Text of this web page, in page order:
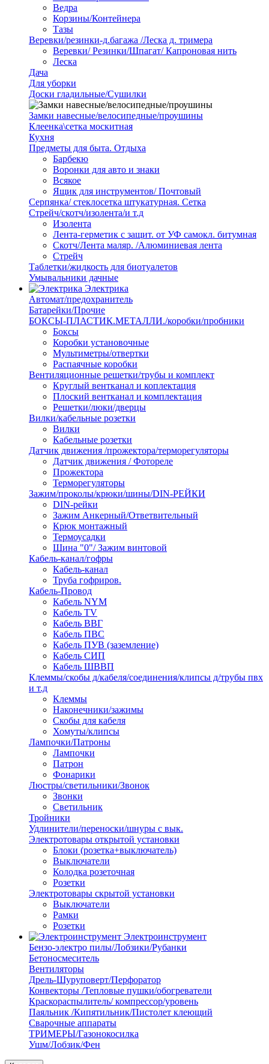
Ведра
Корзины/Контейнера
Тазы
Веревки/резинки-д.багажа /Леска д. тримера
Веревки/ Резинки/Шпагат/ Капроновая нить
Леска
Дача
Для уборки
Доски гладильные/Сушилки
Замки навесные/велосипедные/проушины
Клеенка\сетка москитная
Кухня
Предметы для быта. Отдыха
Барбекю
Воронки для авто и знаки
Всякое
Ящик для инструментов/ Почтовый
Серпянка/ стеклосетка штукатурная. Сетка
Стрейч/скотч/изолента/и т.д
Изолента
Лента-герметик с защит. от УФ самокл. битумная
Скотч/Лента маляр. /Алюминиевая лента
Стрейч
Таблетки/жидкость для биотуалетов
Умывальники дачные
Электрика
Автомат/предохранитель
Батарейки/Прочие
БОКСЫ-ПЛАСТИК.МЕТАЛЛИ./коробки/пробники
Боксы
Коробки установочные
Мультиметры/отвертки
Распаячные коробки
Вентиляционные решетки/трубы и комплект
Круглый вентканал и коплектация
Плоский вентканал и комплектация
Решетки/люки/дверцы
Вилки/кабельные розетки
Вилки
Кабельные розетки
Датчик движения /прожектора/терморегуляторы
Датчик движения / Фотореле
Прожектора
Терморегуляторы
Зажим/проколы/крюки/шины/DIN-РЕЙКИ
DIN-рейки
Зажим Анкерный/Ответвительный
Крюк монтажный
Термоусадки
Шина "0"/ Зажим винтовой
Кабель-канал/гофры
Кабель-канал
Труба гофриров.
Кабель-Провод
Кабель NYM
Кабель TV
Кабель ВВГ
Кабель ПВС
Кабель ПУВ (заземление)
Кабель СИП
Кабель ШВВП
Клеммы/скобы д/кабеля/соединения/клипсы д/трубы пвх
и т.д
Клеммы
Наконечники/зажимы
Скобы для кабеля
Хомуты/клипсы
Лампочки/Патроны
Лампочки
Патрон
Фонарики
Люстры/светильники/Звонок
Звонки
Светильник
Тройники
Удлинители/переноски/шнуры с вык.
Электротовары открытой установки
Блоки (розетка+выключатель)
Выключатели
Колодка розеточная
Розетки
Электротовары скрытой установки
Выключатели
Рамки
Розетки
Электроинструмент
Бензо-электро пилы/Лобзики/Рубанки
Бетоносмеситель
Вентиляторы
Дрель-Шуруповерт/Перфоратор
Конвекторы /Тепловые пушки/обогреватели
Краскораспылитель/ компрессор/уровень
Паяльник /Кипятильник/Пистолет клеющий
Сварочные аппараты
ТРИМЕРЫ/Газонокосилка
Ушм/Лобзик/Фен